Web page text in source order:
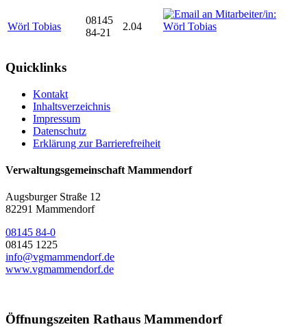
Wörl Tobias
08145
84-21
2.04
Quicklinks
Kontakt
Inhaltsverzeichnis
Impressum
Datenschutz
Erklärung zur Barrierefreiheit
Verwaltungsgemeinschaft Mammendorf
Augsburger Straße 12
82291 Mammendorf
08145 84-0
08145 1225
info@vgmammendorf.de
www.vgmammendorf.de
Öffnungszeiten Rathaus Mammendorf